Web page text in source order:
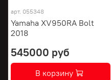
арт. 055348
Yamaha XV950RA Bolt
2018
545000 руб
В корзину